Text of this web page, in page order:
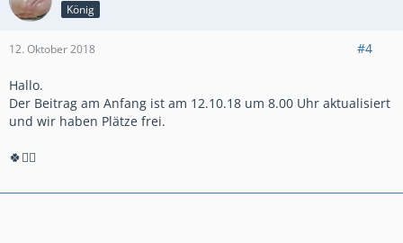
König
12. Oktober 2018 #4
Hallo.
Der Beitrag am Anfang ist am 12.10.18 um 8.00 Uhr aktualisiert
und wir haben Plätze frei.
🍀✌🏻